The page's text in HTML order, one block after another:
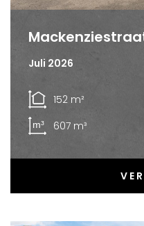
Juli 2026
152 m²
607 m³